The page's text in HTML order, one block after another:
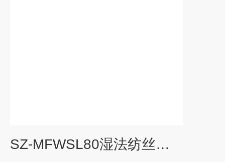
SZ-MFWSL80湿法纺丝机-叠式多功能溶液纺丝设备